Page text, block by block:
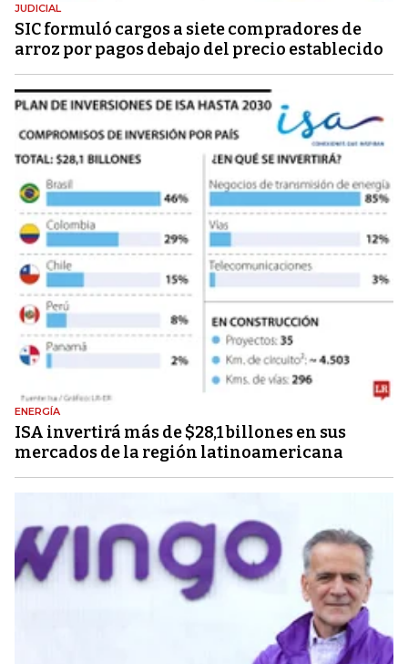
JUDICIAL
SIC formuló cargos a siete compradores de
arroz por pagos debajo del precio establecido
ENERGÍA
ISA invertirá más de $28,1 billones en sus
mercados de la región latinoamericana